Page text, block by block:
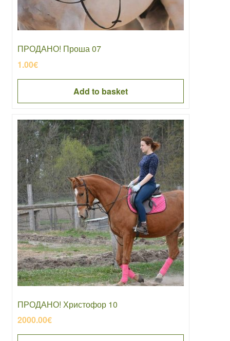
ПРОДАНО! Проша 07
1.00€
Add to basket
ПРОДАНО! Христофор 10
2000.00€